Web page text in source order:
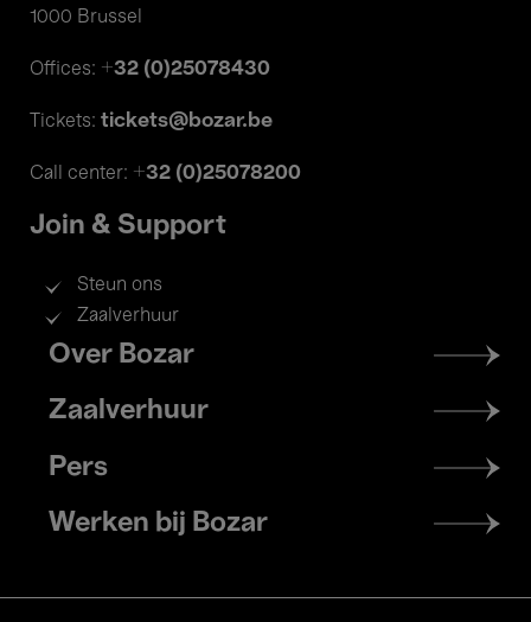
1000 Brussel
Offices: +32 (0)25078430
Tickets: tickets@bozar.be
Call center: +32 (0)25078200
Join & Support
Steun ons
Zaalverhuur
Footer
menu
Over Bozar
Zaalverhuur
Pers
Werken bij Bozar